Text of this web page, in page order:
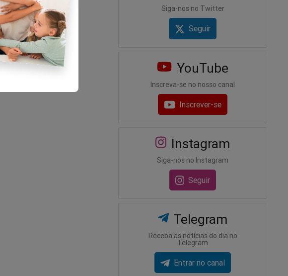
Siga-nos no Twitter
Seguir
YouTube
Inscreva-se no nosso canal
Inscrever-se
Instagram
Siga-nos no Instagram
Seguir
Telegram
Receba as notícias do dia no
Telegram
Entrar no canal